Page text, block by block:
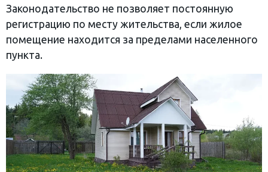
Законодательство не позволяет постоянную
регистрацию по месту жительства, если жилое
помещение находится за пределами населенного
пункта.